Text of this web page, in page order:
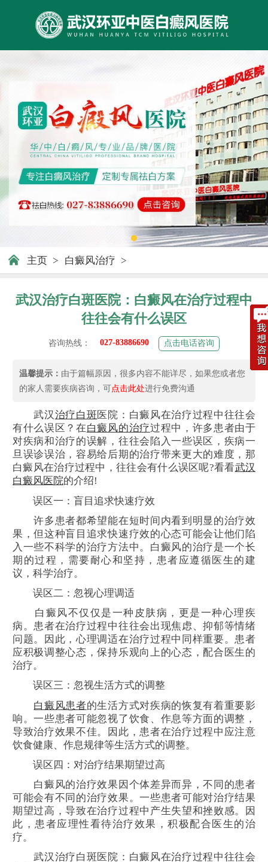
主页 > 白癜风治疗 >
武汉治疗白斑医院：白癜风在治疗过程中
往往会有什么误区
咨询热线： 027-83886690 点击电话咨询
温馨提示： 由于篇幅原因，很多内容不能详尽，如果您或者您
的家人需要疾病咨询，可点击此处进行免费沟通
武汉治疗白斑 医院：白癜风在治疗过程中往往会
有什么误区？在白癜风的治疗过程中，许多患者由于
对疾病和治疗的误解，往往会陷入一些误区，疾病一
旦误诊误治，容易给后期的治疗带来更大的难度，那
白癜风在治疗过程中，往往会有什么误区呢?看看武汉
白癜风医院的介绍!
误区一：盲目追求快速疗效
许多患者都希望能在短时间内看到明显的治疗效
果，但这种盲目追求快速疗效的心态可能会让他们陷
入一些不科学的治疗方法中。白癜风的治疗是一个长
期的过程，需要耐心和坚持，患者应遵循医生的建
议，科学治疗。
误区二：忽视心理调适
白癜风不仅仅是一种皮肤病，更是一种心理疾
病。患者在治疗过程中往往会出现焦虑、抑郁等情绪
问题。因此，心理调适在治疗过程中同样重要。患者
应积极调整心态，保持乐观向上的心态，配合医生的
治疗。
误区三：忽视生活方式的调整
白癜风患者的生活方式对疾病的恢复有着重要影
响。一些患者可能忽视了饮食、作息等方面的调整，
导致治疗效果不佳。因此，患者在治疗过程中应注意
饮食健康、作息规律等生活方式的调整。
误区四：对治疗结果期望过高
白癜风的治疗效果因个体差异而异，不同的患者
可能会有不同的治疗效果。一些患者可能对治疗结果
期望过高，导致在治疗过程中产生失望和挫败感。因
此，患者应理性看待治疗效果，积极配合医生的治
疗。
武汉治疗白斑医院：白癜风在治疗过程中往往会